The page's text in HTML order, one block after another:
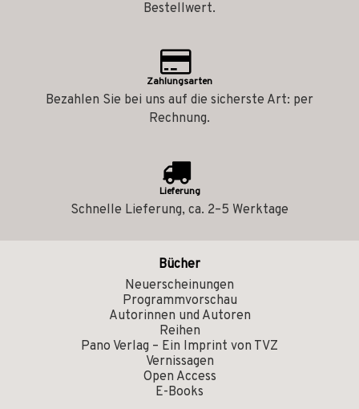
Bestellwert.
Zahlungsarten
Bezahlen Sie bei uns auf die sicherste Art: per
Rechnung.
Lieferung
Schnelle Lieferung, ca. 2–5 Werktage
Bücher
Neuerscheinungen
Programmvorschau
Autorinnen und Autoren
Reihen
Pano Verlag – Ein Imprint von TVZ
Vernissagen
Open Access
E-Books